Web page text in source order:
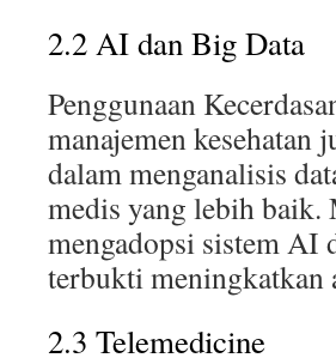
2.2 AI dan Big Data
Penggunaan
manajemen kesehatan
dalam menganalisis
medis yang lebih
mengadopsi sistem AI
terbukti meningkatkan
2.3 Telemedicine